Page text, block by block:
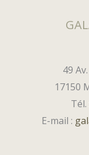
49
17150
Tél.
E-mail :